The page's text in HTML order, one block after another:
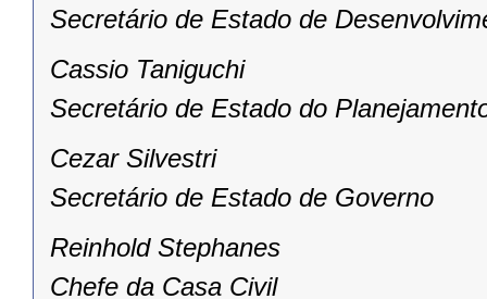
Secretário de Estado de
Cassio Taniguchi
Secretário de Estado do
Cezar Silvestri
Secretário de Estado de Governo
Reinhold Stephanes
Chefe da Casa Civil